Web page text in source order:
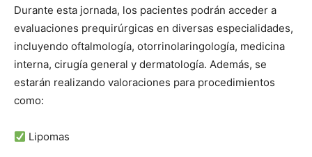
Durante esta jornada, los pacientes podrán acceder a
evaluaciones prequirúrgicas en diversas especialidades,
incluyendo oftalmología, otorrinolaringología, medicina
interna, cirugía general y dermatología. Además, se
estarán realizando valoraciones para procedimientos
como:
Lipomas